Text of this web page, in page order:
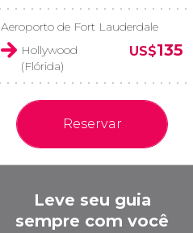
Aeroporto de Fort Lauderdale
Hollywood
(Flórida)
US$135
Reservar
Leve seu guia
sempre com você